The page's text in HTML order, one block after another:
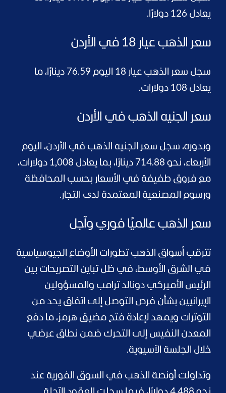
يعادل 126 دولارًا.
سعر الذهب عيار 18 في الأردن
سجل سعر الذهب عيار 18 اليوم 76.59 دينارًا، ما
يعادل 108 دولارات.
سعر الجنيه الذهب في الأردن
وبدوره، سجل سعر الجنيه الذهب في الأردن، اليوم
الأربعاء، نحو 714.88 دينارًا، بما يعادل 1,008 دولارات،
مع فروق طفيفة في الأسعار بحسب المحافظة
ورسوم المصنعية المعتمدة لدى التجار.
سعر الذهب عالميًا فوري وآجل
تترقب أسواق الذهب تطورات الأوضاع الجيوسياسية
في الشرق الأوسط، في ظل تباين التصريحات بين
الرئيس الأميركي دونالد ترامب والمسؤولين
الإيرانيين بشأن فرص التوصل إلى اتفاق يحد من
التوترات ويمهد لإعادة فتح مضيق هرمز، ما دفع
المعدن النفيس إلى التحرك ضمن نطاق عرضي
خلال الجلسة الآسيوية.
وتداولت أونصة الذهب في السوق الفورية عند